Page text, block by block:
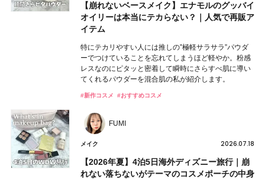
【崩れないベースメイク】エナモルのグッバイ
オイリーは本当にテカらない？｜人気で再販ア
イテム
特にテカリやすい人には推しの”極軽サラサラ”パウダ
ーでつけていることを忘れてしまうほど軽やか。粉感
レスなのにピタッと密着して瞬時にさらすべ肌に導い
てくれるパウダーを混合肌の私が紹介します。
#新作コスメ #おすすめコスメ
FUMI
メイク 2026.07.18
【2026年夏】4泊5日海外ディズニー旅行｜崩
れない落ちないがテーマのコスメポーチの中身